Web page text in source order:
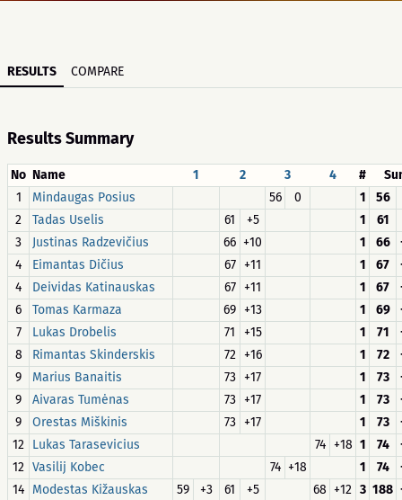
RESULTS COMPARE
Results Summary
No Name 1 2 3 4 #
1
Mindaugas Posius 56 0 1
56
2
Tadas Uselis 61 +5 1
61
3
Justinas Radzevičius 66 +10 1 66
4
Eimantas Dičius 67 +11 1 67
4
Deividas Katinauskas 67 +11 1 67
6
Tomas Karmaza 69 +13 1 69
7
Lukas Drobelis 71 +15 1 71
8
Rimantas Skinderskis 72 +16 1 72
9
Marius Banaitis 73 +17 1 73
9
Aivaras Tumėnas 73 +17 1 73
9
Orestas Miškinis 73 +17 1 73
12 Lukas Tarasevicius 74 +18 1 74
12 Vasilij Kobec 74 +18 1 74
14 Modestas Kižauskas 59 +3 61 +5 68 +12 3 188